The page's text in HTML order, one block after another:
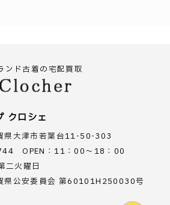
ンド古着の宅配買取
クロシェ
大津市若葉台11-50-303
OPEN：11：00～18：00
二火曜日
県公安委員会 第60101H250030号